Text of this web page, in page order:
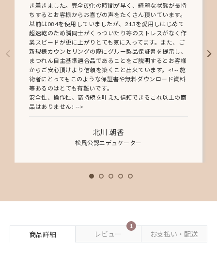
き着きました。完全硬化の時間が早く、綺麗な状態が長持
ちするとお客様からお喜びの声をたくさん頂いています。
以前は084を使用していましたが、213を愛用しはじめて
超速乾のため隣同士がくっついたり等のストレスがなく作
業スピードが更に上がりとても気に入ってます。また、ご
新規様カウンセリングの際にグルー製品保証書を提示し、
まつれん自主基準適合品であることをご説明するとお客様
からご安心頂けより信頼を築くこと出来ています。<!-- 施
術者にとってもこのような保証書や無料ダウンロード資料
等あるのはとても有難いです。
安全性、操作性、高持続を叶えた信頼できるこれ以上の商
品はありません! -->
北川 朝香
松風公認エデュケーター
商品詳細 レビュー
1
お支払い・配送